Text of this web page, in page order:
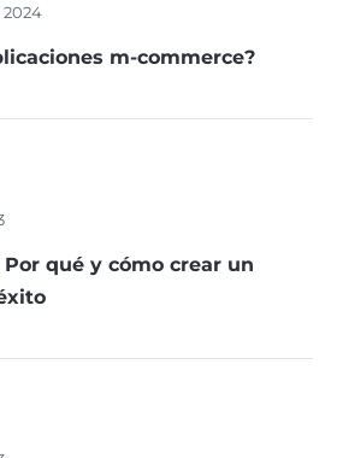
2024
m-commerce?
qué y cómo crear un